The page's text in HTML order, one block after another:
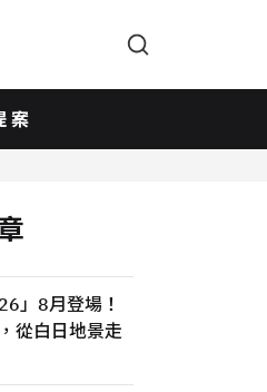
案
」8月登場！
從白日地景走